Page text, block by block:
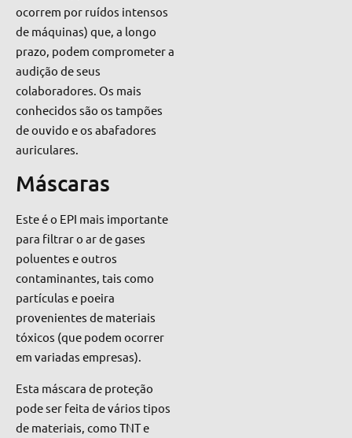
ocorrem por ruídos intensos
de máquinas) que, a longo
prazo, podem comprometer a
audição de seus
colaboradores. Os mais
conhecidos são os tampões
de ouvido e os abafadores
auriculares.
Máscaras
Este é o EPI mais importante
para filtrar o ar de gases
poluentes e outros
contaminantes, tais como
partículas e poeira
provenientes de materiais
tóxicos (que podem ocorrer
em variadas empresas).
Esta máscara de proteção
pode ser feita de vários tipos
de materiais , como TNT e